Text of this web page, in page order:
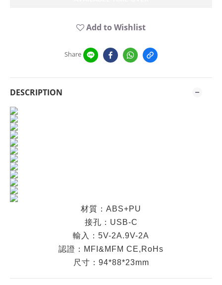
Add to Wishlist
Share
DESCRIPTION
材質：ABS+PU
接孔：USB-C
輸入：5V-2A.9V-2A
認證：MFI&MFM CE,RoHs
尺寸：94*88*23mm